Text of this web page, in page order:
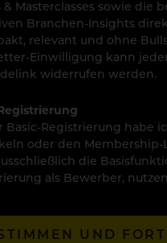
& Masterclasses sowie die
Branchen-Insights
relevant und ohne
Einwilligung kann
widerrufen werden.
Basic-Registrierung habe
oder den Membership-
die
als Bewerber,
UND